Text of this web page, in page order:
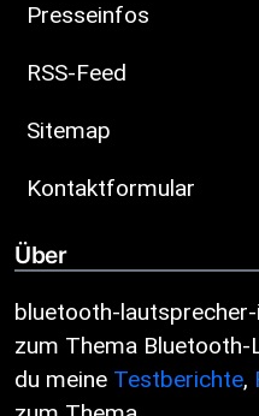
Presseinfos
RSS-Feed
Sitemap
Kontaktformular
Über
bluetooth-
zum Thema
du meine Testberichte,